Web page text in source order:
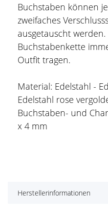
Buchstaben können
zweifaches
ausgetauscht werden.
Buchstabenkette
Outfit tragen.
Material: Edelstahl -
Edelstahl rose
Buchstaben- und
x 4 mm
Herstellerinformationen